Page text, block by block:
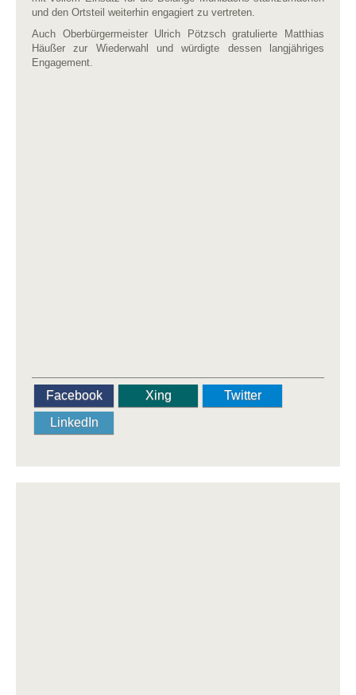
und den Ortsteil weiterhin engagiert zu vertreten.
Auch Oberbürgermeister Ulrich Pötzsch gratulierte Matthias
Häußer zur Wiederwahl und würdigte dessen langjähriges
Engagement.
Facebook Xing
Twitter
LinkedIn